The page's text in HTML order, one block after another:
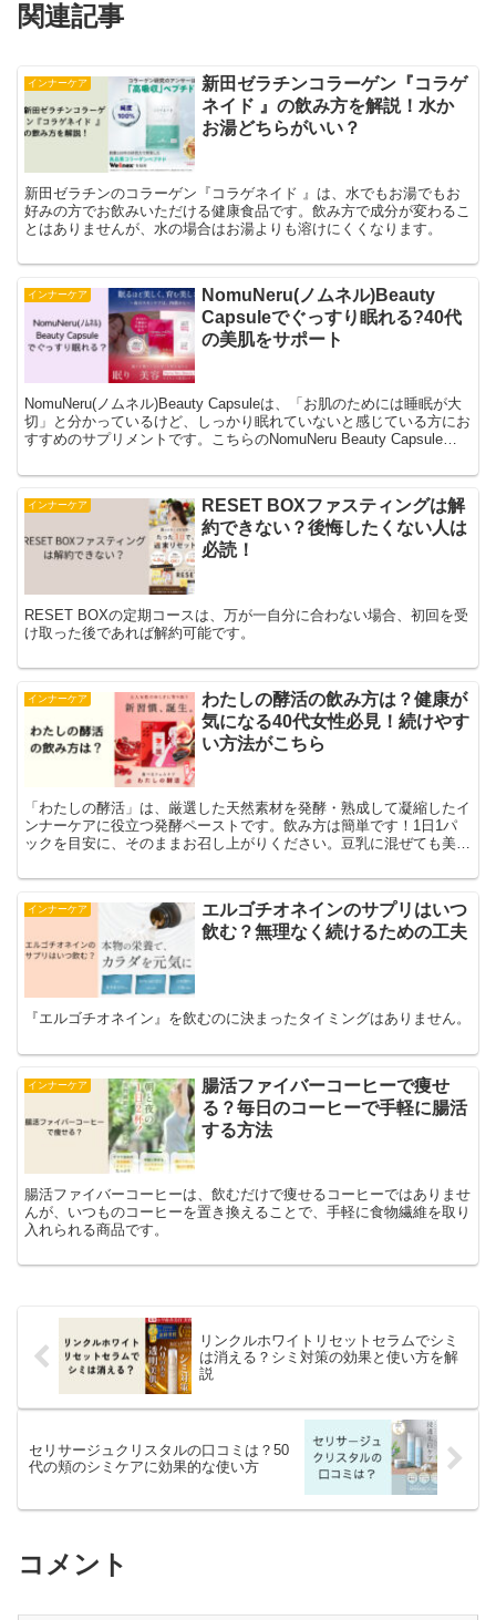
関連記事
インナーケア
新田ゼラチンコラーゲン『コラゲ
ネイド 』の飲み方を解説！水か
お湯どちらがいい？
新田ゼラチンのコラーゲン『コラゲネイド 』は、水でもお湯でもお
好みの方でお飲みいただける健康食品です。飲み方で成分が変わるこ
とはありませんが、水の場合はお湯よりも溶けにくくなります。
インナーケア
NomuNeru(ノムネル)Beauty
Capsuleでぐっすり眠れる?40代
の美肌をサポート
NomuNeru(ノムネル)Beauty Capsuleは、「お肌のためには睡眠が大
切」と分かっているけど、しっかり眠れていないと感じている方にお
すすめのサプリメントです。こちらのNomuNeru Beauty Capsule
と肌ケアをサポートします。
インナーケア
RESET BOXファスティングは解
約できない？後悔したくない人は
必読！
RESET BOXの定期コースは、万が一自分に合わない場合、初回を受
け取った後であれば解約可能です。
インナーケア
わたしの酵活の飲み方は？健康が
気になる40代女性必見！続けやす
い方法がこちら
「わたしの酵活」は、厳選した天然素材を発酵・熟成して凝縮したイ
ンナーケアに役立つ発酵ペーストです。飲み方は簡単です！1日1パ
ックを目安に、そのままお召し上がりください。豆乳に混ぜても美味
インナーケア
エルゴチオネインのサプリはいつ
飲む？無理なく続けるための工夫
『エルゴチオネイン』を飲むのに決まったタイミングはありません。
インナーケア
腸活ファイバーコーヒーで痩せ
る？毎日のコーヒーで手軽に腸活
する方法
腸活ファイバーコーヒーは、飲むだけで痩せるコーヒーではありませ
んが、いつものコーヒーを置き換えることで、手軽に食物繊維を取り
入れられる商品です。
リンクルホワイトリセットセラムでシミ
は消える？シミ対策の効果と使い方を解
説
セリサージュクリスタルの口コミは？50
代の頬のシミケアに効果的な使い方
コメント